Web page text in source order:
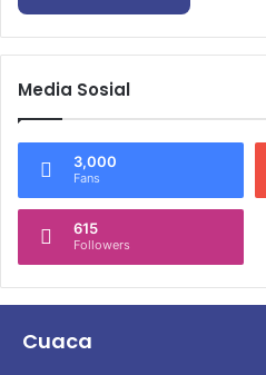
Media Sosial
3,000
Fans
615
Followers
Cuaca